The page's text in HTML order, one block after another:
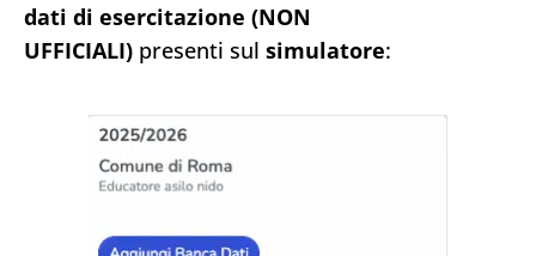
dati di esercitazione (NON
UFFICIALI) presenti sul simulatore: